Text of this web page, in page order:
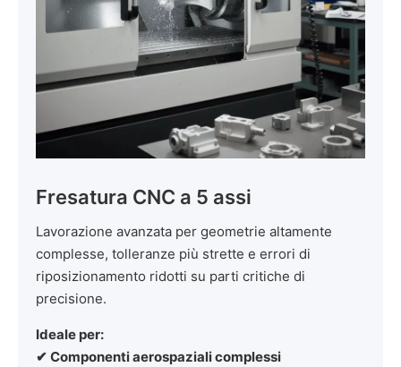
Fresatura CNC a 5 assi
Lavorazione avanzata per geometrie altamente
complesse, tolleranze più strette e errori di
riposizionamento ridotti su parti critiche di
precisione.
Ideale per:
✔ Componenti aerospaziali complessi